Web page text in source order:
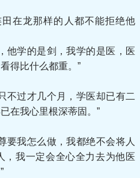
在龙那样的人都不能拒绝他
学的是剑，我学的是医，医
得比什么都重。”
过才几个月，学医却已有二
在我心里根深蒂固。”
我怎么做，我都绝不会将人
，我一定会全心全力去为他医